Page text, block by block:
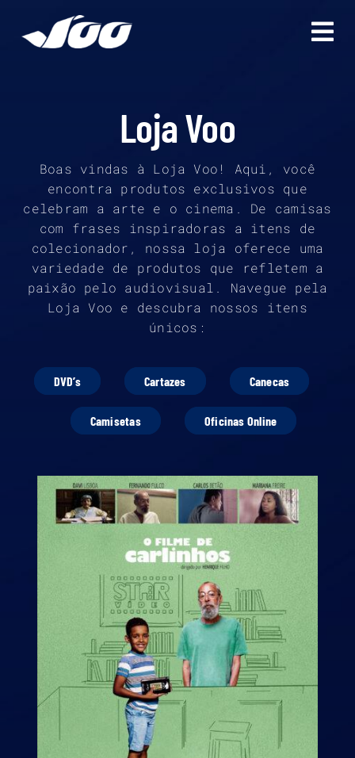
para
Loja Voo
Boas vindas à Loja Voo! Aqui, você
encontra produtos exclusivos que
celebram a arte e o cinema. De camisas
com frases inspiradoras a itens de
colecionador, nossa loja oferece uma
variedade de produtos que refletem a
paixão pelo audiovisual. Navegue pela
Loja Voo e descubra nossos itens
únicos:
DVD’s Cartazes Canecas
Camisetas Oficinas Online